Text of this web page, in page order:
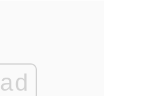
ad